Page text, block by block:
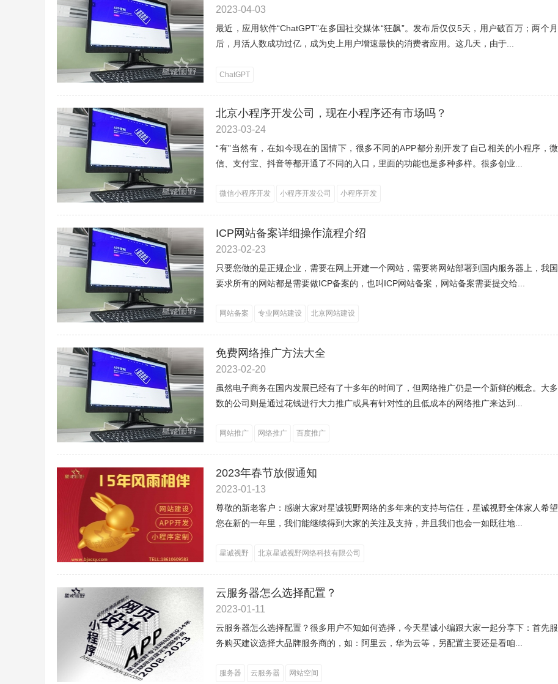
2023-04-03
最近，应用软件“ChatGPT”在多国社交媒体“狂飙”。发布后仅仅5天，用户破百万；两个月
后，月活人数成功过亿，成为史上用户增速最快的消费者应用。这几天，由于...
ChatGPT
北京小程序开发公司，现在小程序还有市场吗？
2023-03-24
“有”当然有，在如今现在的国情下，很多不同的APP都分别开发了自己相关的小程序，微
信、支付宝、抖音等都开通了不同的入口，里面的功能也是多种多样。很多创业...
微信小程序开发 小程序开发公司 小程序开发
ICP网站备案详细操作流程介绍
2023-02-23
只要您做的是正规企业，需要在网上开建一个网站，需要将网站部署到国内服务器上，我国
要求所有的网站都是需要做ICP备案的，也叫ICP网站备案，网站备案需要提交给...
网站备案 专业网站建设 北京网站建设
免费网络推广方法大全
2023-02-20
虽然电子商务在国内发展已经有了十多年的时间了，但网络推广仍是一个新鲜的概念。大多
数的公司则是通过花钱进行大力推广或具有针对性的且低成本的网络推广来达到...
网站推广 网络推广 百度推广
2023年春节放假通知
2023-01-13
尊敬的新老客户：感谢大家对星诚视野网络的多年来的支持与信任，星诚视野全体家人希望
您在新的一年里，我们能继续得到大家的关注及支持，并且我们也会一如既往地...
星诚视野 北京星诚视野网络科技有限公司
云服务器怎么选择配置？
2023-01-11
云服务器怎么选择配置？很多用户不知如何选择，今天星诚小编跟大家一起分享下：首先服
务购买建议选择大品牌服务商的，如：阿里云，华为云等，另配置主要还是看咱...
服务器 云服务器 网站空间